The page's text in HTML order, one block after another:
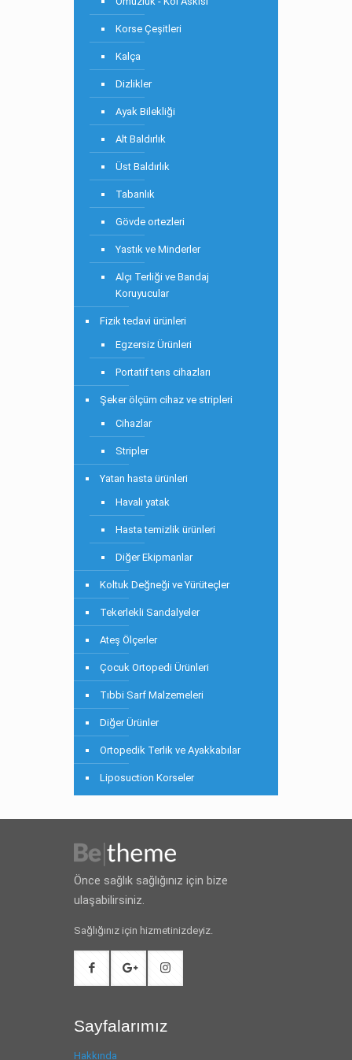
Korse Çeşitleri
Kalça
Dizlikler
Ayak Bilekliği
Alt Baldırlık
Üst Baldırlık
Tabanlık
Gövde ortezleri
Yastık ve Minderler
Alçı Terliği ve Bandaj
Koruyucular
Fizik tedavi ürünleri
Egzersiz Ürünleri
Portatif tens cihazları
Şeker ölçüm cihaz ve stripleri
Cihazlar
Stripler
Yatan hasta ürünleri
Havalı yatak
Hasta temizlik ürünleri
Diğer Ekipmanlar
Koltuk Değneği ve Yürüteçler
Tekerlekli Sandalyeler
Ateş Ölçerler
Çocuk Ortopedi Ürünleri
Tıbbi Sarf Malzemeleri
Diğer Ürünler
Ortopedik Terlik ve Ayakkabılar
Liposuction Korseler
Önce sağlık sağlığınız için bize
ulaşabilirsiniz.
Sağlığınız için hizmetinizdeyiz.
Sayfalarımız
Hakkında